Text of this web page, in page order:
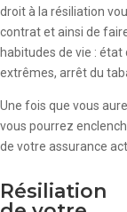
droit à la résiliation
contrat et ainsi de
habitudes de vie :
extrêmes, arrêt du
Une fois que vous
vous pourrez
de votre assurance
Résiliation